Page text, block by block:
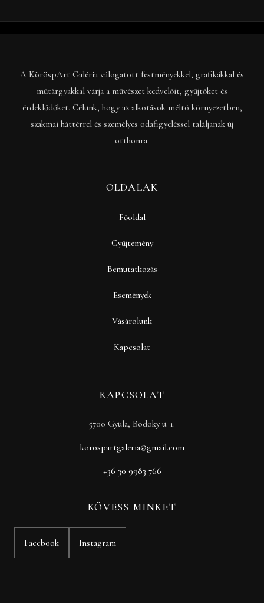
A KöröspArt Galéria válogatott festményekkel, grafikákkal és
műtárgyakkal várja a művészet kedvelőit, gyűjtőket és
érdeklődőket. Célunk, hogy az alkotások méltó környezetben,
szakmai háttérrel és személyes odafigyeléssel találjanak új
otthonra.
OLDALAK
Főoldal
Gyűjtemény
Bemutatkozás
Események
Vásárolunk
Kapcsolat
KAPCSOLAT
5700 Gyula, Bodoky u. 1.
korospartgaleria@gmail.com
+36 30 9983 766
KÖVESS MINKET
Facebook Instagram